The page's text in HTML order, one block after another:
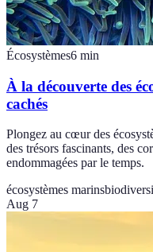
Écosystèmes6 min
À la découverte des
cachés
Plongez au cœur des
des trésors fascinants, des
endommagées par le temps.
écosystèmes marins
Aug 7